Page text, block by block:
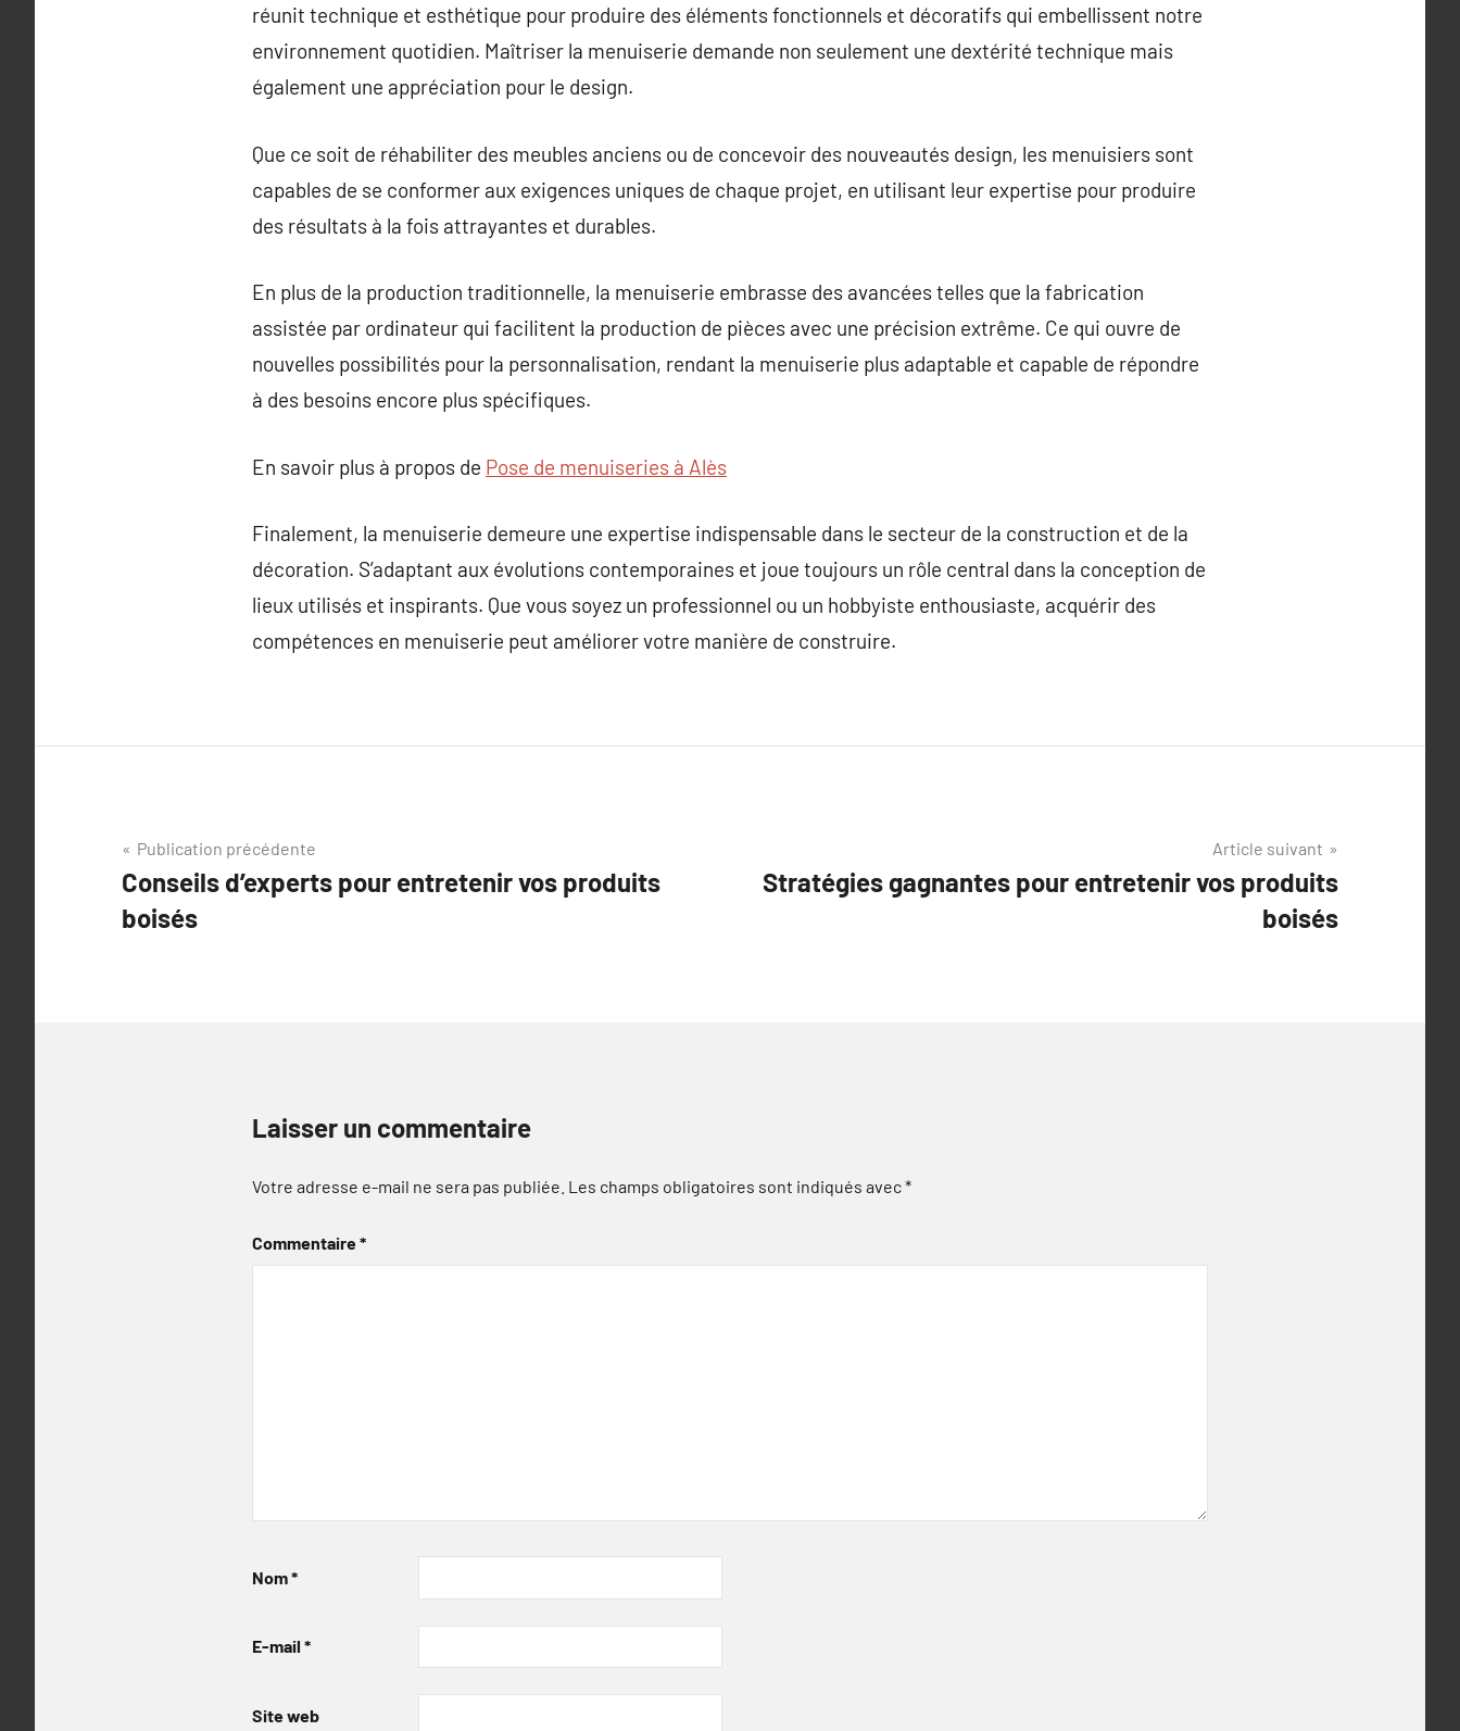
réunit technique et esthétique pour produire des éléments fonctionnels et décoratifs qui embellissent notre
environnement quotidien. Maîtriser la menuiserie demande non seulement une dextérité technique mais
également une appréciation pour le design.
Que ce soit de réhabiliter des meubles anciens ou de concevoir des nouveautés design, les menuisiers sont
capables de se conformer aux exigences uniques de chaque projet, en utilisant leur expertise pour produire
des résultats à la fois attrayantes et durables.
En plus de la production traditionnelle, la menuiserie embrasse des avancées telles que la fabrication
assistée par ordinateur qui facilitent la production de pièces avec une précision extrême. Ce qui ouvre de
nouvelles possibilités pour la personnalisation, rendant la menuiserie plus adaptable et capable de répondre
à des besoins encore plus spécifiques.
En savoir plus à propos de Pose de menuiseries à Alès
Finalement, la menuiserie demeure une expertise indispensable dans le secteur de la construction et de la
décoration. S’adaptant aux évolutions contemporaines et joue toujours un rôle central dans la conception de
lieux utilisés et inspirants. Que vous soyez un professionnel ou un hobbyiste enthousiaste, acquérir des
compétences en menuiserie peut améliorer votre manière de construire.
Navigation
de
l’article
Publication précédente
Conseils d’experts pour entretenir vos produits
boisés
Article suivant
Stratégies gagnantes pour entretenir vos produits
boisés
Laisser un commentaire
Votre adresse e-mail ne sera pas publiée. Les champs obligatoires sont indiqués avec*
Commentaire*
Nom*
E-mail *
Site web